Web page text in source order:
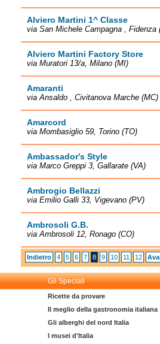
Alviero Martini 1^ Classe
via San Michele Campagna , Fidenza
Alviero Martini Factory Store
via Muratori 13/a, Milano (MI)
Amaranti
via Ansaldo , Civitanova Marche (MC)
Amarcord
via Mombasiglio 59, Torino (TO)
Ambassador's Style
via Marco Greppi 3, Gallarate (VA)
Ambrogio Bellazzi
via Emilio Galli 33, Vigevano (PV)
Ambrosoli G.B.
via Ambrosoli 12, Ronago (CO)
Indietro 4 5 6 7 8 9 10 11 12
Gli Speciali
Ricette da provare
Il meglio della gastronomia italiana
Gli alberghi del nord Italia
I musei d'Italia